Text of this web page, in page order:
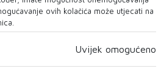
nastavili prosvjedne blokade
ovih kolačića može utjecati na
Uvijek omogućeno